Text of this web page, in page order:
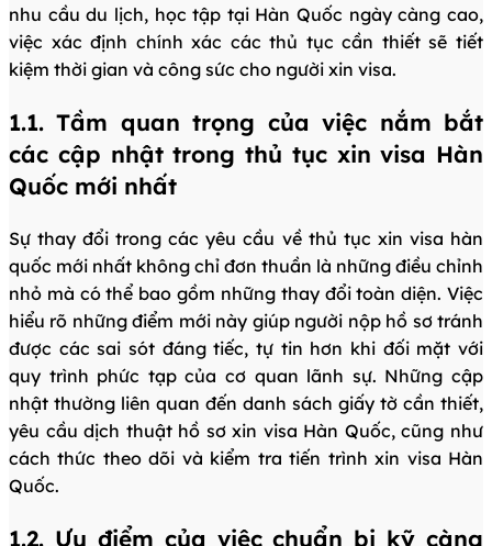
nhu cầu du lịch, học tập tại Hàn Quốc ngày càng cao,
việc xác định chính xác các thủ tục cần thiết sẽ tiết
kiệm thời gian và công sức cho người xin visa.
1.1. Tầm quan trọng của việc nắm bắt
các cập nhật trong thủ tục xin visa Hàn
Quốc mới nhất
Sự thay đổi trong các yêu cầu về thủ tục xin visa hàn
quốc mới nhất không chỉ đơn thuần là những điều chỉnh
nhỏ mà có thể bao gồm những thay đổi toàn diện. Việc
hiểu rõ những điểm mới này giúp người nộp hồ sơ tránh
được các sai sót đáng tiếc, tự tin hơn khi đối mặt với
quy trình phức tạp của cơ quan lãnh sự. Những cập
nhật thường liên quan đến danh sách giấy tờ cần thiết,
yêu cầu dịch thuật hồ sơ xin visa Hàn Quốc, cũng như
cách thức theo dõi và kiểm tra tiến trình xin visa Hàn
Quốc.
1.2. Ưu điểm của việc chuẩn bị kỹ càng